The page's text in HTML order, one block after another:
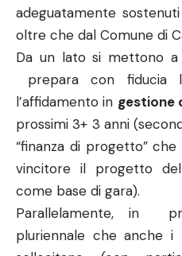
adeguatamente
oltre che dal Comune di
Da un lato si mettono
prepara con fiducia
l’affidamento in gestione
prossimi 3+ 3 anni
“finanza di progetto”
vincitore il progetto
come base di gara).
Parallelamente, in
pluriennale che anche i